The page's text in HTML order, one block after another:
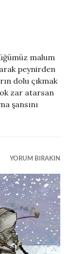
malum
peynirden
dolu çıkmak
zar atarsan
şansını
Ödül İçin
YORUM BIRAKIN